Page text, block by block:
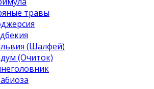
травы
(Шалфей)
(Очиток)